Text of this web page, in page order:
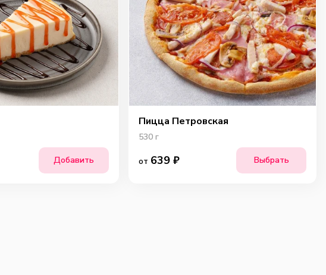
Добавить
Пицца Петровская
530 г
от 639 ₽ Выбрать